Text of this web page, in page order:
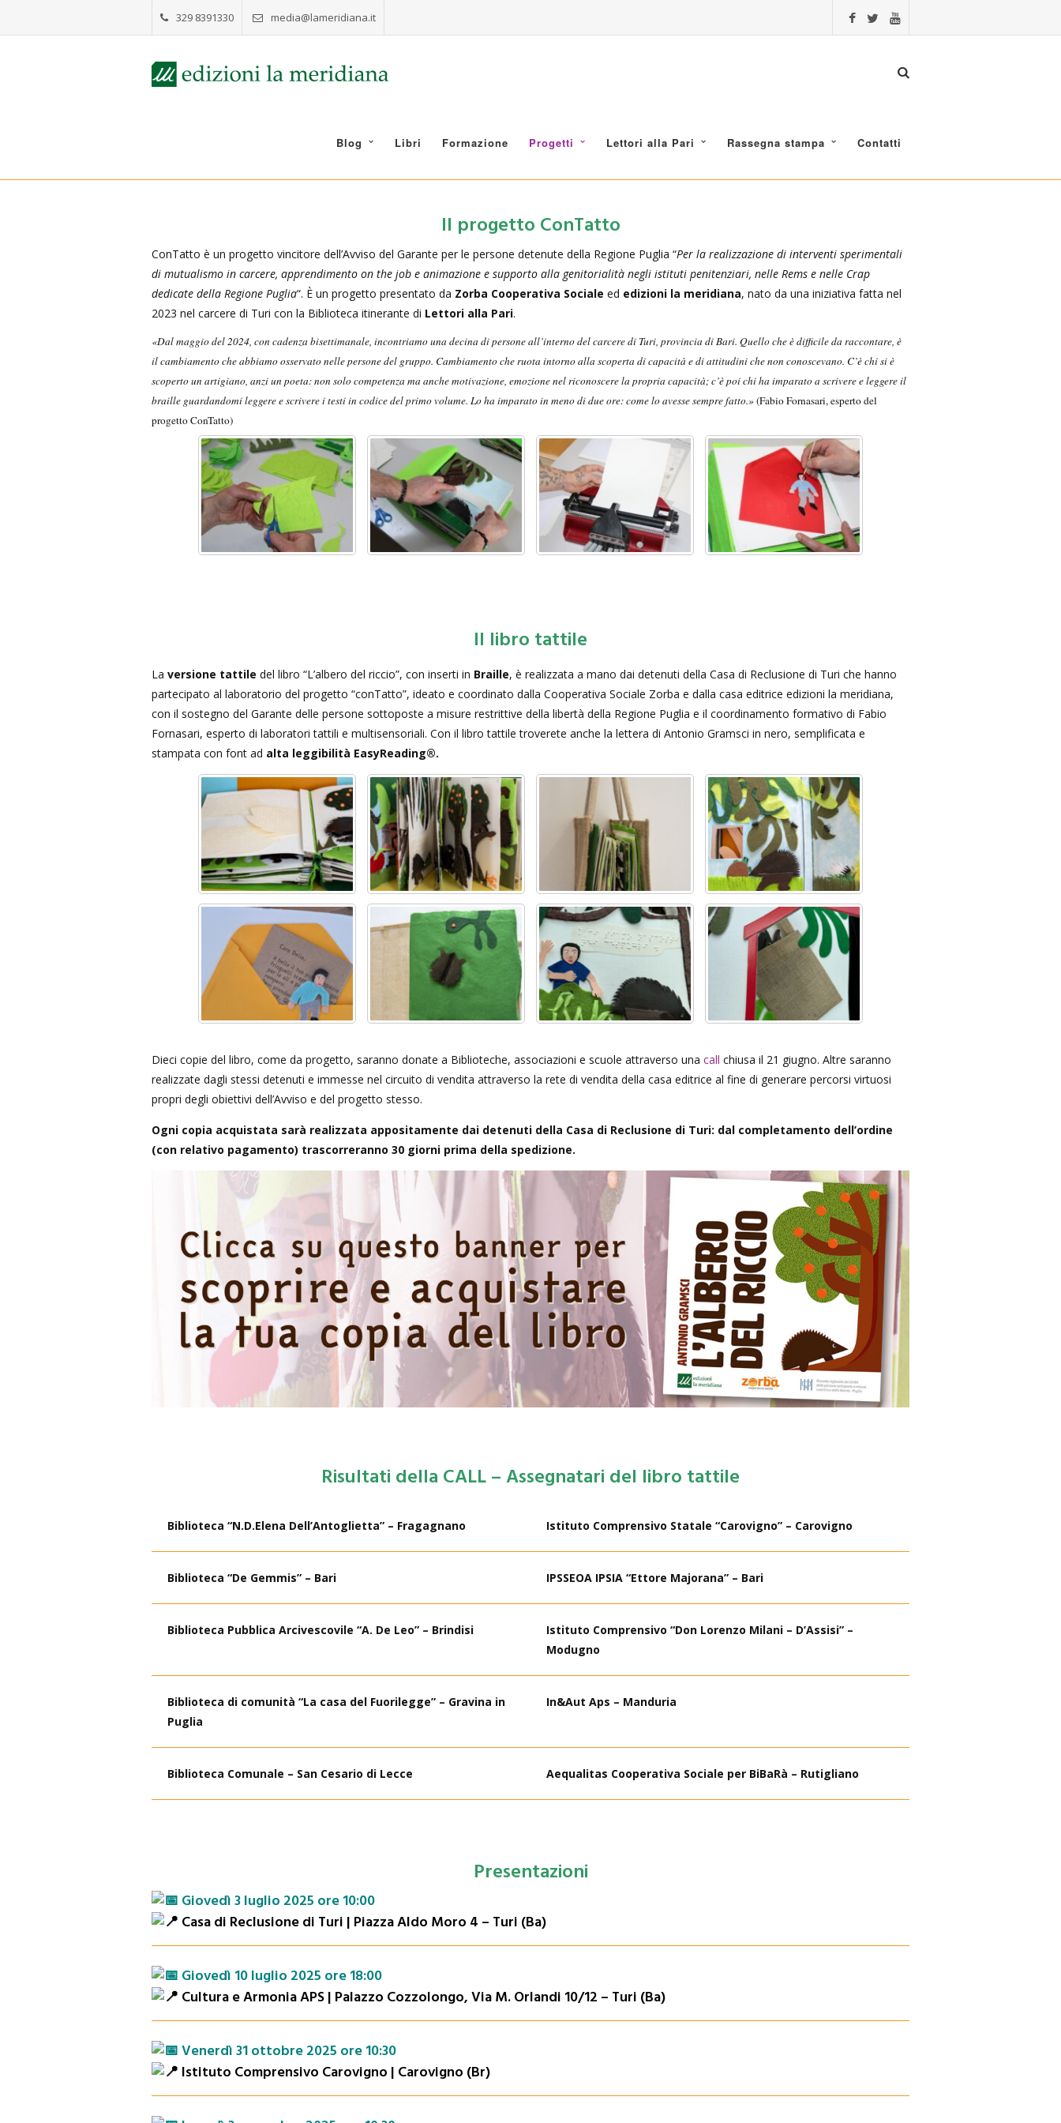
329 8391330 media@lameridiana.it
Blog Libri Formazione Progetti Lettori alla Pari Rassegna stampa Contatti
Il progetto ConTatto
ConTatto è un progetto vincitore dell’Avviso del Garante per le persone detenute della Regione Puglia “Per la realizzazione di interventi sperimentali
di mutualismo in carcere, apprendimento on the job e animazione e supporto alla genitorialità negli istituti penitenziari, nelle Rems e nelle Crap
dedicate della Regione Puglia“. È un progetto presentato da Zorba Cooperativa Sociale ed edizioni la meridiana, nato da una iniziativa fatta nel
2023 nel carcere di Turi con la Biblioteca itinerante di Lettori alla Pari.
«Dal maggio del 2024, con cadenza bisettimanale, incontriamo una decina di persone all’interno del carcere di Turi, provincia di Bari. Quello che è difficile da raccontare, è
il cambiamento che abbiamo osservato nelle persone del gruppo. Cambiamento che ruota intorno alla scoperta di capacità e di attitudini che non conoscevano. C’è chi si è
scoperto un artigiano, anzi un poeta: non solo competenza ma anche motivazione, emozione nel riconoscere la propria capacità; c’è poi chi ha imparato a scrivere e leggere il
braille guardandomi leggere e scrivere i testi in codice del primo volume. Lo ha imparato in meno di due ore: come lo avesse sempre fatto.» (Fabio Fornasari, esperto del
progetto ConTatto)
Il libro tattile
La versione tattile del libro “L’albero del riccio”, con inserti in Braille, è realizzata a mano dai detenuti della Casa di Reclusione di Turi che hanno
partecipato al laboratorio del progetto “conTatto”, ideato e coordinato dalla Cooperativa Sociale Zorba e dalla casa editrice edizioni la meridiana,
con il sostegno del Garante delle persone sottoposte a misure restrittive della libertà della Regione Puglia e il coordinamento formativo di Fabio
Fornasari, esperto di laboratori tattili e multisensoriali. Con il libro tattile troverete anche la lettera di Antonio Gramsci in nero, semplificata e
stampata con font ad alta leggibilità EasyReading®.
Dieci copie del libro, come da progetto, saranno donate a Biblioteche, associazioni e scuole attraverso una call chiusa il 21 giugno. Altre saranno
realizzate dagli stessi detenuti e immesse nel circuito di vendita attraverso la rete di vendita della casa editrice al fine di generare percorsi virtuosi
propri degli obiettivi dell’Avviso e del progetto stesso.
Ogni copia acquistata sarà realizzata appositamente dai detenuti della Casa di Reclusione di Turi: dal completamento dell’ordine
(con relativo pagamento) trascorreranno 30 giorni prima della spedizione.
Risultati della CALL – Assegnatari del libro tattile
Biblioteca “N.D.Elena Dell’Antoglietta” – Fragagnano Istituto Comprensivo Statale “Carovigno” – Carovigno
Biblioteca “De Gemmis” – Bari IPSSEOA IPSIA “Ettore Majorana” – Bari
Biblioteca Pubblica Arcivescovile “A. De Leo” – Brindisi
Istituto Comprensivo “Don Lorenzo Milani – D’Assisi” –
Modugno
Biblioteca di comunità “La casa del Fuorilegge” – Gravina in
Puglia
In&Aut Aps – Manduria
Biblioteca Comunale – San Cesario di Lecce Aequalitas Cooperativa Sociale per BiBaRà – Rutigliano
Presentazioni
Giovedì 3 luglio 2025 ore 10:00
Casa di Reclusione di Turi | Piazza Aldo Moro 4 – Turi (Ba)
Giovedì 10 luglio 2025 ore 18:00
Cultura e Armonia APS | Palazzo Cozzolongo, Via M. Orlandi 10/12 – Turi (Ba)
Venerdì 31 ottobre 2025 ore 10:30
Istituto Comprensivo Carovigno | Carovigno (Br)